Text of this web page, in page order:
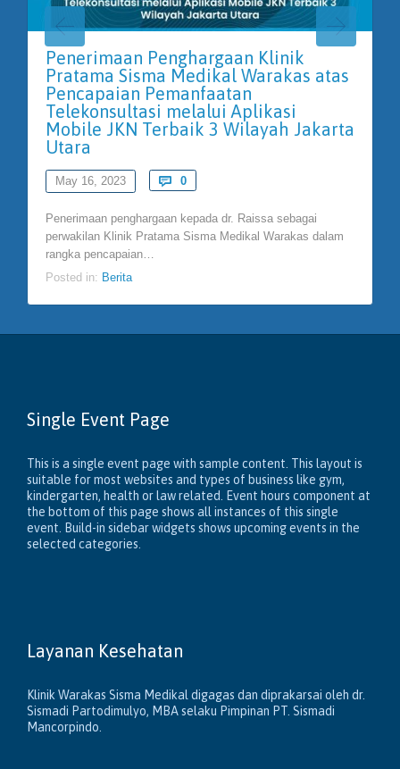
Penerimaan Penghargaan Klinik
Pratama Sisma Medikal Warakas atas
Pencapaian Pemanfaatan
Telekonsultasi melalui Aplikasi
Mobile JKN Terbaik 3 Wilayah Jakarta
Utara
May 16, 2023  0Comments
Penerimaan penghargaan kepada dr. Raissa sebagai
perwakilan Klinik Pratama Sisma Medikal Warakas dalam
rangka pencapaian…
Posted in: Berita
Single Event Page
This is a single event page with sample content. This layout is
suitable for most websites and types of business like gym,
kindergarten, health or law related. Event hours component at
the bottom of this page shows all instances of this single
event. Build-in sidebar widgets shows upcoming events in the
selected categories.
Layanan Kesehatan
Klinik Warakas Sisma Medikal digagas dan diprakarsai oleh dr.
Sismadi Partodimulyo, MBA selaku Pimpinan PT. Sismadi
Mancorpindo.